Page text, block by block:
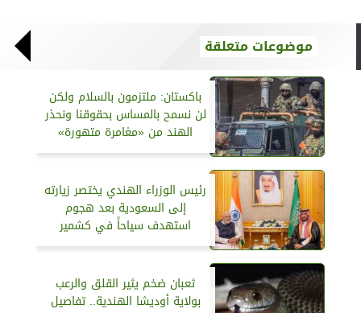
موضوعات متعلقة
باكستان: ملتزمون بالسلام ولكن
لن نسمح بالمساس بحقوقنا ونحذر
الهند من «مغامرة متهورة‏»
رئيس الوزراء الهندي يختصر زيارته
إلى السعودية بعد هجوم
استهدف سياحاً في كشمير
ثعبان ضخم يثير القلق والرعب
بولاية أوديشا الهندية.. تفاصيل